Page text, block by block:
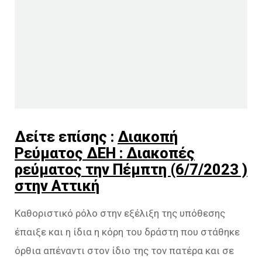
Δείτε επίσης : Διακοπή
Ρεύματος ΔΕΗ : Διακοπές
ρεύματος την Πέμπτη (6/7/2023 )
στην Αττική
Καθοριστικό ρόλο στην εξέλιξη της υπόθεσης
έπαιξε και η ίδια η κόρη του δράστη που στάθηκε
όρθια απέναντι στον ίδιο της τον πατέρα και σε